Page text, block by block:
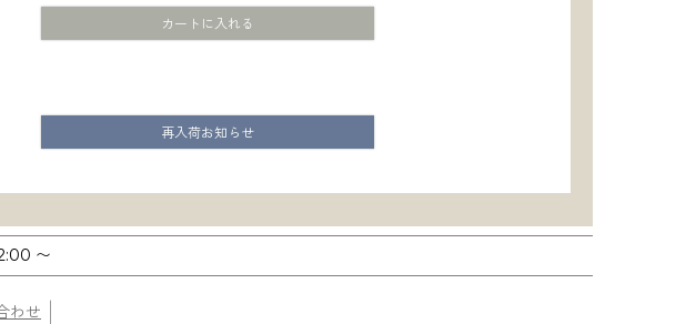
カートに入れる
再入荷お知らせ
〜
わせ